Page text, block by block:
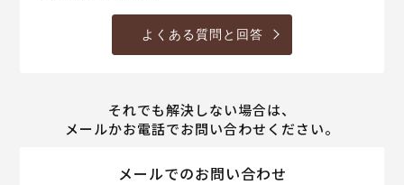
よくある質問と回答
それでも解決しない場合は、
メールかお電話でお問い合わせください。
メールでのお問い合わせ